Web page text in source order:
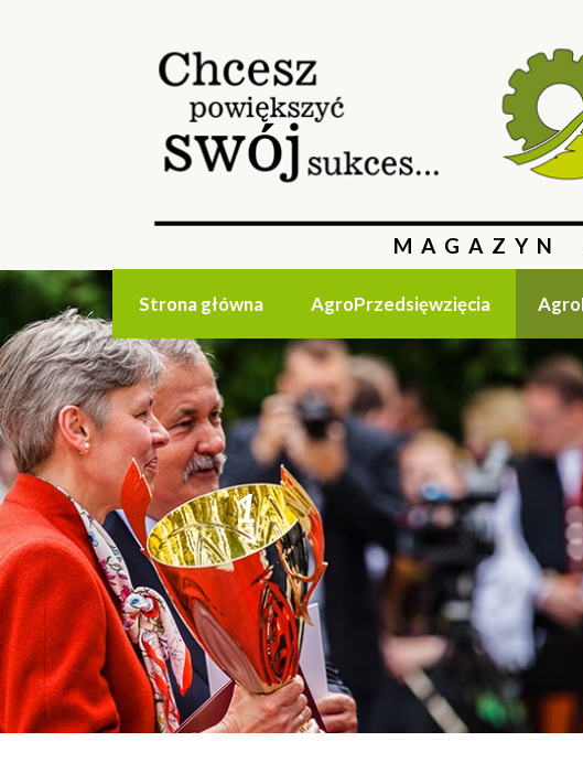
MAGAZYN
Strona główna AgroPrzedsięwzięcia
1